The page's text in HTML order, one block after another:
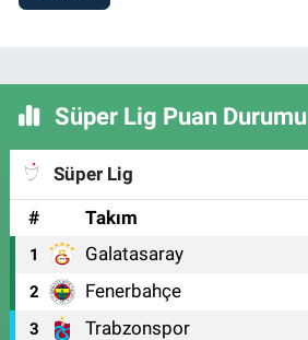
Süper Lig Puan Durumu
Süper Lig
#
Takım
1 Galatasaray
2 Fenerbahçe
3 Trabzonspor